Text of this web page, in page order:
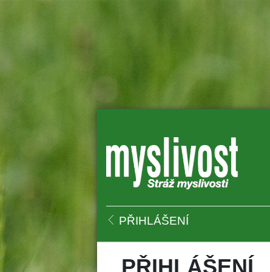
PŘIHLÁŠENÍ
PŘIHLÁŠENÍ